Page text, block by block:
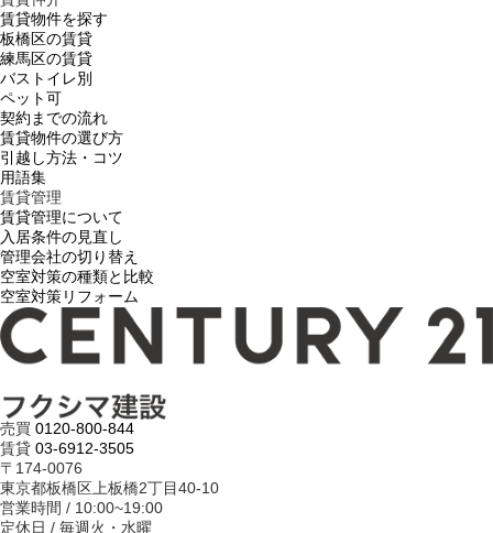
賃貸物件を探す
板橋区の賃貸
練馬区の賃貸
バストイレ別
ペット可
契約までの流れ
賃貸物件の選び方
引越し方法・コツ
用語集
賃貸管理
賃貸管理について
入居条件の見直し
管理会社の切り替え
空室対策の種類と比較
空室対策リフォーム
売買 0120-800-844
賃貸 03-6912-3505
〒174-0076
東京都板橋区上板橋2丁目40-10
営業時間 / 10:00~19:00
定休日 / 毎週火・水曜